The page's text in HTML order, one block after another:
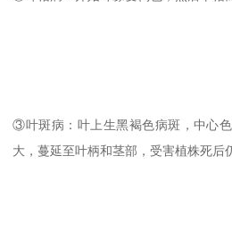
③叶斑病：叶上生黑褐色病斑，中心
大，蔓延至叶柄和茎部，受害植株死后